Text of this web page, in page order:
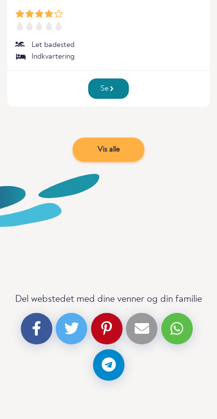
Let badested
Indkvartering
Se
Vis alle
Del webstedet med dine venner og din familie